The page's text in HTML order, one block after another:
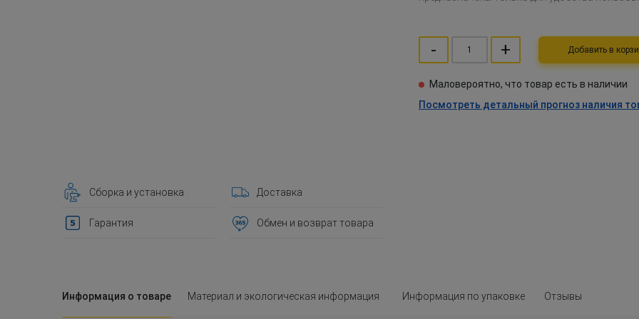
- + Добавить в
Маловероятно, что товар есть в наличии
Посмотреть детальный прогноз наличия
Сборка и установка Доставка
Гарантия Обмен и возврат товара
Информация о товаре Материал и экологическая информация Информация по упаковке Отзывы